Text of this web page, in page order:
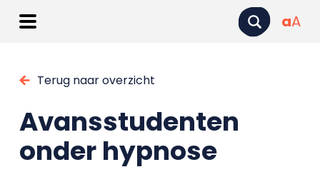
aA
Terug naar overzicht
Avansstudenten
onder hypnose